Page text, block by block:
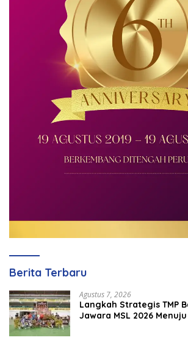
Berita Terbaru
Agustus 7, 2026
Langkah Strategis TMP
Jawara MSL 2026